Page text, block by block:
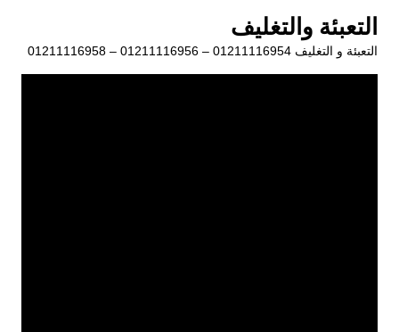
المحتوى
التعبئة والتغليف
التعبئة و التغليف 01211116954 – 01211116956 – 01211116958